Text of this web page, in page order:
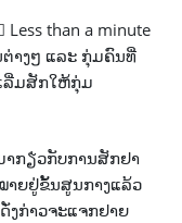
Less than a minute
າງໆ ແລະ ກຸ່ມຄົນທີ່
ລີ່ມສັກໃຫ້ກຸ່ມ
ກຽ່ວກັບການສັກຢາ
າຍຢູ່ຂັ້ນສູນກາງແລ້ວ
ງກ່າວຈະແຈກຢາຍ